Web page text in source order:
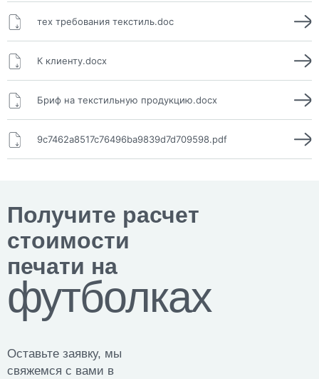
тех требования текстиль.doc
К клиенту.docx
Бриф на текстильную продукцию.docx
9c7462a8517c76496ba9839d7d709598.pdf
Получите расчет
стоимости
печати на
футболках
Оставьте заявку, мы
свяжемся с вами в